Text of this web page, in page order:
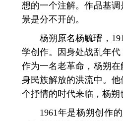
想的一个注解。作品基
景是分不开的。
杨朔原名杨毓瑨，
学创作。因身处战乱年
作为一名老革命，杨朔
身民族解放的洪流中。他
个抒情的时代来临，杨
1961年是杨朔创作